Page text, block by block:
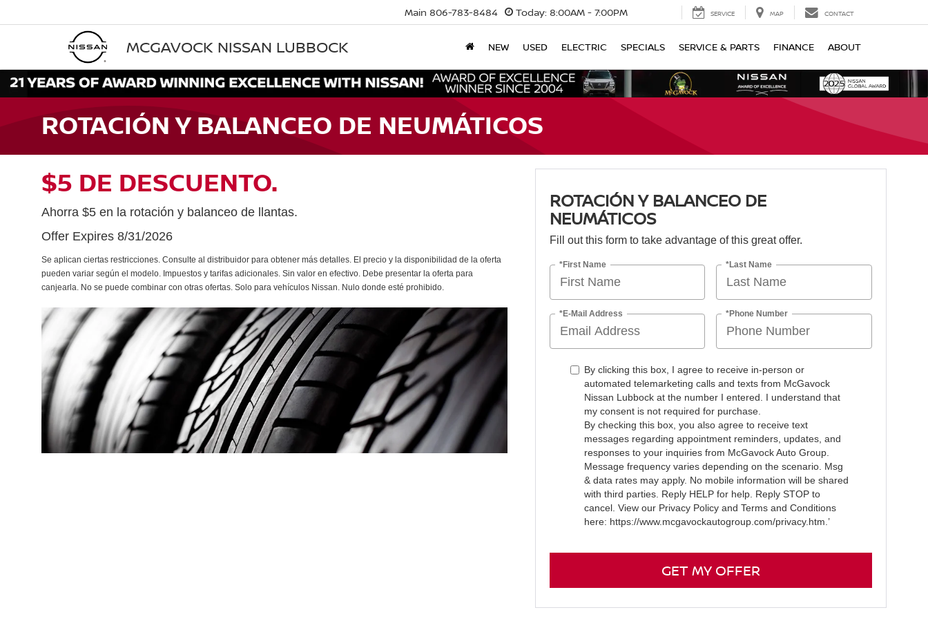
MCGAVOCK NISSAN LUBBOCK
Main 806-783-8484 Today: 8:00AM - 7:00PM SERVICE MAP CONTACT
NEW USED ELECTRIC SPECIALS SERVICE & PARTS FINANCE ABOUT
ROTACIÓN Y BALANCEO DE NEUMÁTICOS
$5 DE DESCUENTO.
Ahorra $5 en la rotación y balanceo de llantas.
Offer Expires 8/31/2026
Se aplican ciertas restricciones. Consulte al distribuidor para obtener más detalles. El precio y la disponibilidad de la oferta
pueden variar según el modelo. Impuestos y tarifas adicionales. Sin valor en efectivo. Debe presentar la oferta para
canjearla. No se puede combinar con otras ofertas. Solo para vehículos Nissan. Nulo donde esté prohibido.
ROTACIÓN Y BALANCEO DE
NEUMÁTICOS
Fill out this form to take advantage of this great offer.
*First Name *Last Name
*E-Mail Address *Phone Number
By clicking this box, I agree to receive in-person or
automated telemarketing calls and texts from McGavock
Nissan Lubbock at the number I entered. I understand that
my consent is not required for purchase.
By checking this box, you also agree to receive text
messages regarding appointment reminders, updates, and
responses to your inquiries from McGavock Auto Group.
Message frequency varies depending on the scenario. Msg
& data rates may apply. No mobile information will be shared
with third parties. Reply HELP for help. Reply STOP to
cancel. View our Privacy Policy and Terms and Conditions
here: https://www.mcgavockautogroup.com/privacy.htm.’
GET MY OFFER